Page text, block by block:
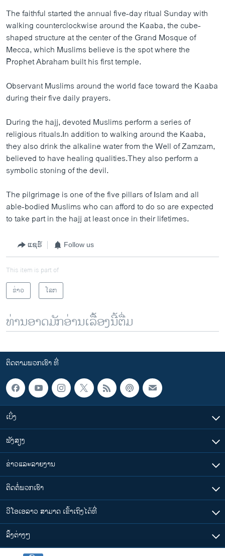
The faithful started the annual five-day ritual Sunday with
walking counterclockwise around the Kaaba, the cube-
shaped structure at the center of the Grand Mosque of
Mecca, which Muslims believe is the spot where the
Prophet Abraham built his first temple.
Observant Muslims around the world face toward the Kaaba
during their five daily prayers.
During the hajj, devoted Muslims perform a series of
religious rituals.In addition to walking around the Kaaba,
they also drink the alkaline water from the Well of Zamzam,
believed to have healing qualities.They also perform a
symbolic stoning of the devil.
The pilgrimage is one of the five pillars of Islam and all
able-bodied Muslims who can afford to do so are expected
to take part in the hajj at least once in their lifetimes.
ແຊຣ໌ Follow us
This item is part of
ຂ່າວ
ໂລກ
ທ່ານອາດມັກອ່ານເລື້ອງນີ້ຕື່ມ
ຕິດຕາມພວກເຮົາ ທີ່
ເບິ່ງ
ຟັງສຽງ
ຂ່າວແລະລາຍງານ
ຕິດຕໍ່ພວກເຮົາ
ວີໂອເອລາວ ສາມາດ ເຂົ້າເຖິງໄດ້ທີ່
​ລິ້ງ​ຕ່າງໆ